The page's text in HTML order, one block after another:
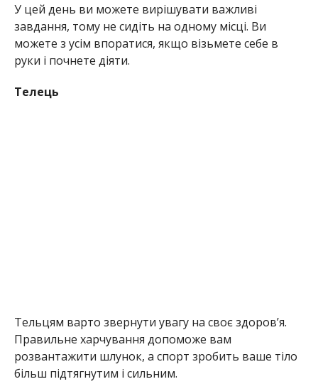
У цей день ви можете вирішувати важливі
завдання, тому не сидіть на одному місці. Ви
можете з усім впоратися, якщо візьмете себе в
руки і почнете діяти.
Телець
Тельцям варто звернути увагу на своє здоров’я.
Правильне харчування допоможе вам
розвантажити шлунок, а спорт зробить ваше тіло
більш підтягнутим і сильним.